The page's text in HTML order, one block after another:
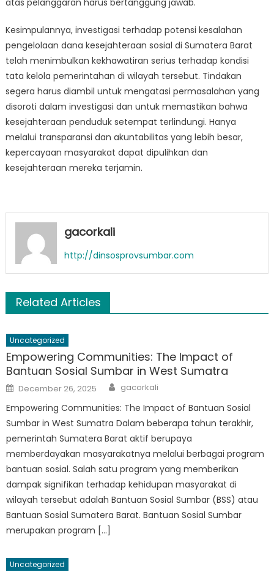
atas pelanggaran harus bertanggung jawab.
Kesimpulannya, investigasi terhadap potensi kesalahan
pengelolaan dana kesejahteraan sosial di Sumatera Barat
telah menimbulkan kekhawatiran serius terhadap kondisi
tata kelola pemerintahan di wilayah tersebut. Tindakan
segera harus diambil untuk mengatasi permasalahan yang
disoroti dalam investigasi dan untuk memastikan bahwa
kesejahteraan penduduk setempat terlindungi. Hanya
melalui transparansi dan akuntabilitas yang lebih besar,
kepercayaan masyarakat dapat dipulihkan dan
kesejahteraan mereka terjamin.
gacorkali
http://dinsosprovsumbar.com
Related Articles
Uncategorized
Empowering Communities: The Impact of
Bantuan Sosial Sumbar in West Sumatra
Posted
on
December 26, 2025 Author
gacorkali
Empowering Communities: The Impact of Bantuan Sosial
Sumbar in West Sumatra Dalam beberapa tahun terakhir,
pemerintah Sumatera Barat aktif berupaya
memberdayakan masyarakatnya melalui berbagai program
bantuan sosial. Salah satu program yang memberikan
dampak signifikan terhadap kehidupan masyarakat di
wilayah tersebut adalah Bantuan Sosial Sumbar (BSS) atau
Bantuan Sosial Sumatera Barat. Bantuan Sosial Sumbar
merupakan program […]
Uncategorized